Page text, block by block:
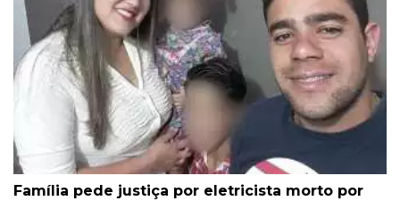
Família pede justiça por eletricista morto por